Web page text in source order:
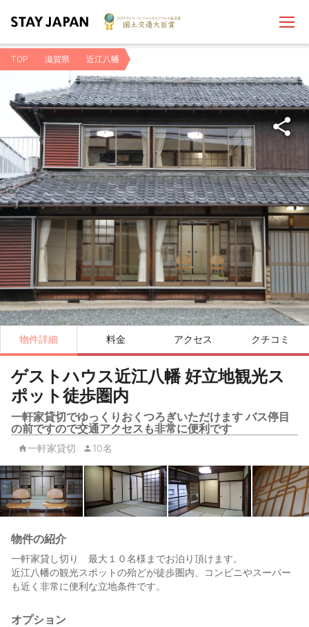
TOP 滋賀県 近江八幡
物件詳細 料金 アクセス クチコミ
ゲストハウス近江八幡 好立地観光ス
ポット徒歩圏内
一軒家貸切でゆっくりおくつろぎいただけます バス停目
の前ですので交通アクセスも非常に便利です
一軒家貸切 10名
物件の紹介
一軒家貸し切り 最大１０名様までお泊り頂けます。
近江八幡の観光スポットの殆どが徒歩圏内、コンビニやスーパー
も近く非常に便利な立地条件です。
オプション